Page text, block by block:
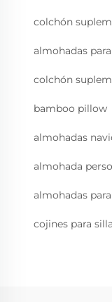
colchón
almohadas
colchón
bamboo pillow
almohadas
almohada
almohadas
cojines para